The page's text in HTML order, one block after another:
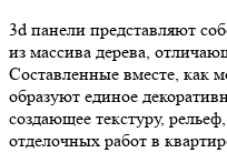
3d панели представляют
из массива дерева,
Составленные вместе, как
образуют единое
создающее текстуру,
отделочных работ в